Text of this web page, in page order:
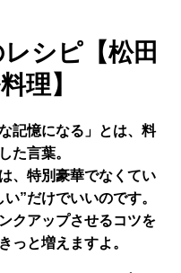
シピ【松田
理】
記憶になる」とは、料
た言葉。
、特別豪華でなくてい
”だけでいいのです。
クアップさせるコツを
っと増えますよ。